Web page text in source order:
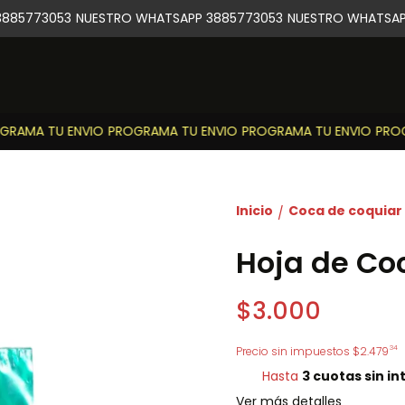
TU ENVIO PROGRAMA TU ENVIO PROGRAMA TU ENVIO
NUESTRO WHATSAPP 3885773053 NUESTRO
Inicio / Coca de coquiar
Hoja de
$3.000
Precio sin impuestos $2.47934
Hasta 3 cuotas sin
Ver más detalles